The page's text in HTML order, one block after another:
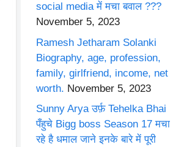
social media में मचा बवाल ???
November 5, 2023
Ramesh Jetharam Solanki
Biography, age, profession,
family, girlfriend, income, net
worth. November 5, 2023
Sunny Arya उर्फ़ Tehelka Bhai
पँहुचे Bigg boss Season 17 मचा
रहे है धमाल जाने इनके बारे में पूरी